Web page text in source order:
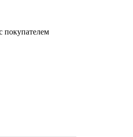
покупателем